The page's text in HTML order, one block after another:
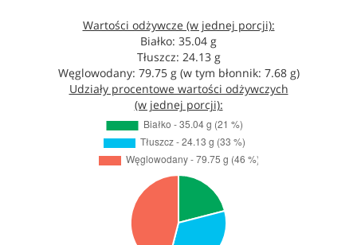
Wartości odżywcze (w jednej porcji):
Białko: 35.04 g
Tłuszcz: 24.13 g
Węglowodany: 79.75 g (w tym błonnik: 7.68 g)
Udziały procentowe wartości odżywczych
(w jednej porcji):